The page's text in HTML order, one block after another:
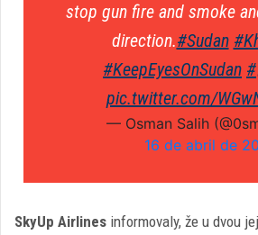
stop gun fire and smoke
direction.#Sudan
#KeepEyesOnSudan
pic.twitter.com/
— Osman Salih
16 de abril de
SkyUp Airlines informovaly, že u dvou